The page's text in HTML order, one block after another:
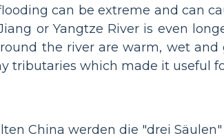
can be extreme and can
or Yangtze River is even
the river are warm, wet
tributaries which made it useful
China werden die "drei